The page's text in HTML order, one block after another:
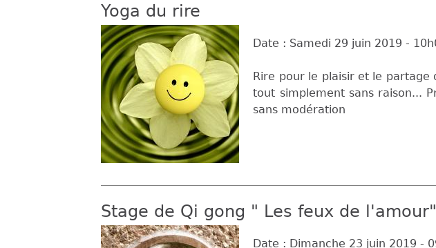
Yoga du rire
Date : Samedi 29 juin 2019 -
Rire pour le plaisir et le
tout simplement sans raison...
sans modération
Stage de Qi gong " Les feux de l'amour"
Date : Dimanche 23 juin 2019 -